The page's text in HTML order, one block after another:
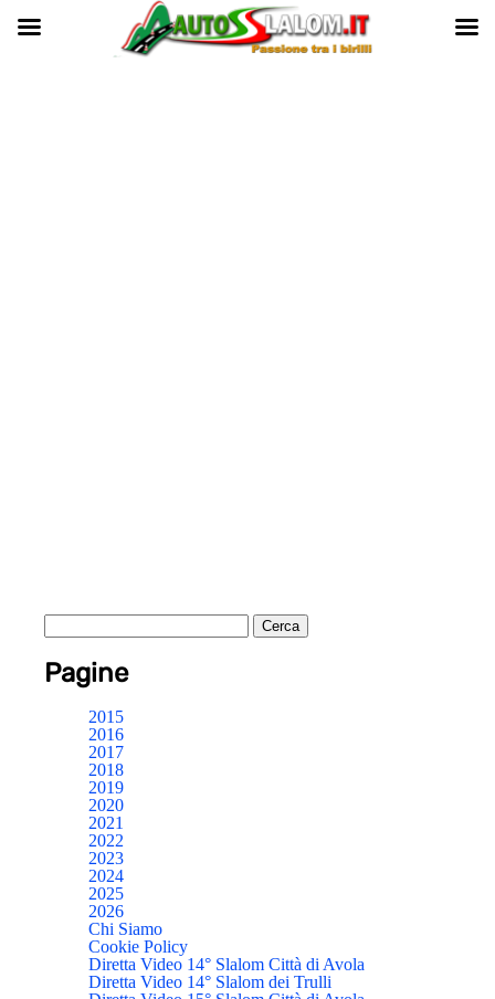
Pagine
2015
2016
2017
2018
2019
2020
2021
2022
2023
2024
2025
2026
Chi Siamo
Cookie Policy
Diretta Video 14° Slalom Città di Avola
Diretta Video 14° Slalom dei Trulli